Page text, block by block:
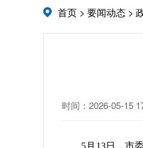
首页 > 要闻动态 >
时间：2026-05-15
5月13日，市委